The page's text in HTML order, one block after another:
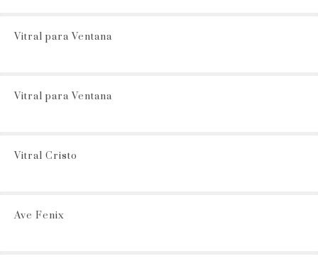
Vitral para Ventana
Vitral para Ventana
Vitral Cristo
Ave Fenix